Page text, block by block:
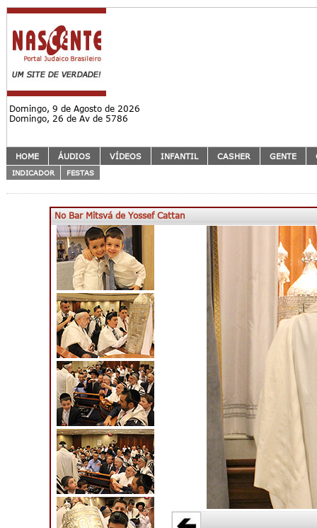
Domingo, 9 de Agosto de 2026
Domingo, 26 de Av de 5786
HOME ÁUDIOS VÍDEOS INFANTIL CASHER GENTE
INDICADOR FESTAS